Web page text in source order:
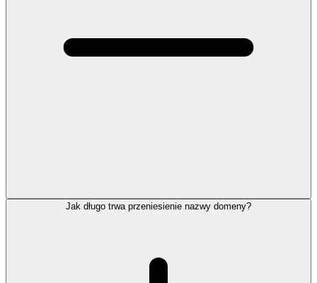
Jak długo trwa przeniesienie nazwy domeny?